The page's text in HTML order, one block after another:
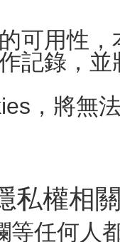
可用性
記錄，
，將無
私權相
等任何